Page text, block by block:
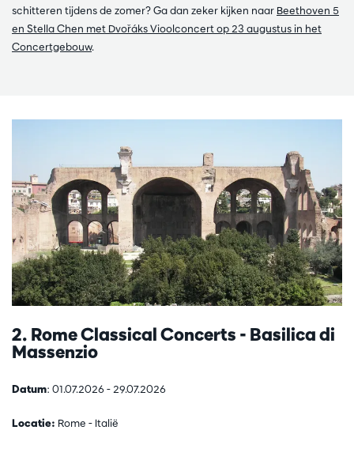
schitteren tijdens de zomer? Ga dan zeker kijken naar Beethoven 5
en Stella Chen met Dvořáks Vioolconcert op 23 augustus in het
Concertgebouw.
2. Rome Classical Concerts - Basilica di
Massenzio
Datum: 01.07.2026 - 29.07.2026
Locatie: Rome - Italië